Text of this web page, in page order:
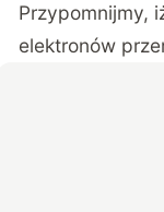
Przypomnijmy,
elektronów